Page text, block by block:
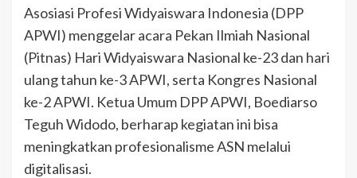
Asosiasi Profesi Widyaiswara Indonesia (DPP
APWI) menggelar acara Pekan Ilmiah Nasional
(Pitnas) Hari Widyaiswara Nasional ke-23 dan hari
ulang tahun ke-3 APWI, serta Kongres Nasional
ke-2 APWI. Ketua Umum DPP APWI, Boediarso
Teguh Widodo, berharap kegiatan ini bisa
meningkatkan profesionalisme ASN melalui
digitalisasi.